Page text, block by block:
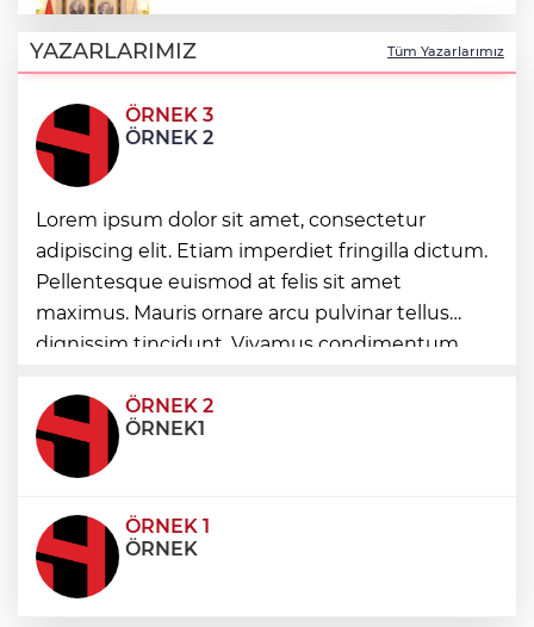
Faili meçhul 2 cinayet daha aydınlatıldı
Hakkâri’de JİHA destekli operasyon
Nevşehir Kültür Yolu'nda etkinlikler
peşpeşe yapıldı
Maltepe’de, Süreyya Plajı’nda müzik
ziyafeti
YAZARLARIMIZ Tüm Yazarlarımız
ÖRNEK 3
ÖRNEK 2
Lorem ipsum dolor sit amet, consectetur
adipiscing elit. Etiam imperdiet fringilla dictum.
Pellentesque euismod at felis sit amet
maximus. Mauris ornare arcu pulvinar tellus
dignissim tincidunt. Vivamus condimentum
condimentum eros et, faucibus sapien. Praese
ÖRNEK 2
ÖRNEK1
ÖRNEK 1
ÖRNEK